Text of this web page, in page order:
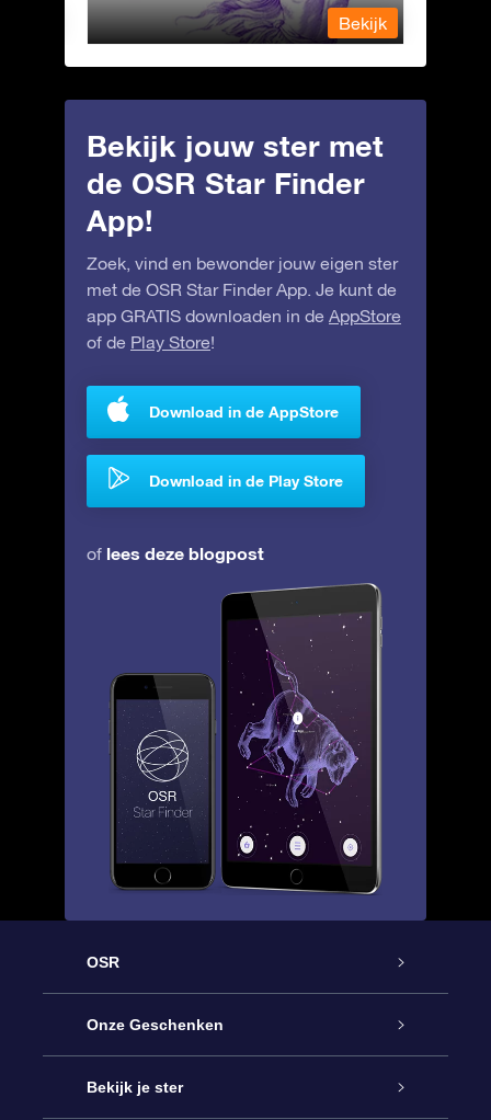
Bekijk
Bekijk jouw ster met
de OSR Star Finder
App!
Zoek, vind en bewonder jouw eigen ster
met de OSR Star Finder App. Je kunt de
app GRATIS downloaden in de AppStore
of de Play Store!
Download in de AppStore
Download in de Play Store
of lees deze blogpost
OSR
Service
Contact
Onze Geschenken
Online Star Gift
Bekijk je ster